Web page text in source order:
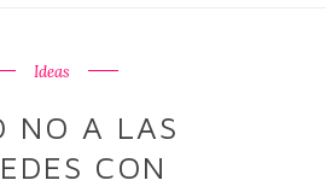
Ideas
NO A LAS
CON